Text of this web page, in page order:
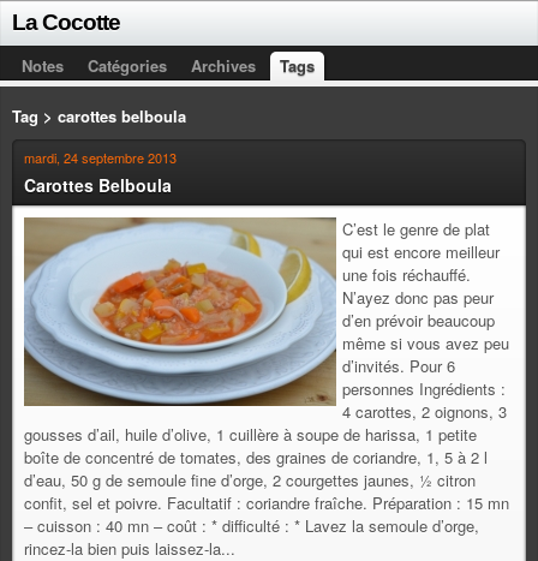
La Cocotte
Notes Catégories Archives Tags
Tag > carottes belboula
mardi, 24 septembre 2013
Carottes Belboula
C’est le genre de plat
qui est encore meilleur
une fois réchauffé.
N’ayez donc pas peur
d’en prévoir beaucoup
même si vous avez peu
d’invités. Pour 6
personnes Ingrédients :
4 carottes, 2 oignons, 3
gousses d’ail, huile d’olive, 1 cuillère à soupe de harissa, 1 petite
boîte de concentré de tomates, des graines de coriandre, 1, 5 à 2 l
d’eau, 50 g de semoule fine d’orge, 2 courgettes jaunes, ½ citron
confit, sel et poivre. Facultatif : coriandre fraîche. Préparation : 15 mn
– cuisson : 40 mn – coût : * difficulté : * Lavez la semoule d’orge,
rincez-la bien puis laissez-la...